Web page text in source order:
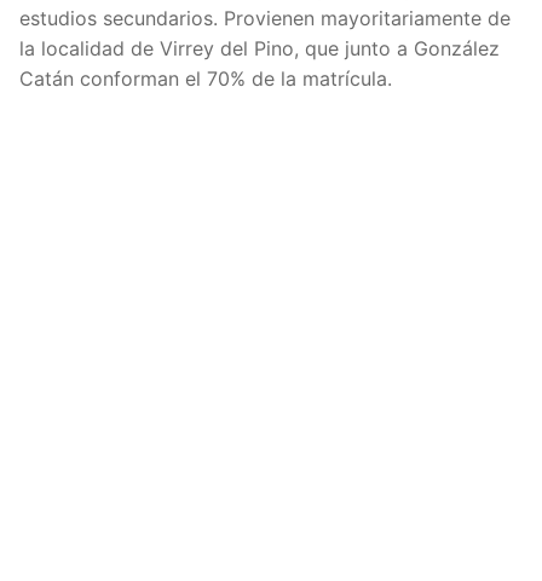
estudios secundarios. Provienen mayoritariamente de
la localidad de Virrey del Pino, que junto a González
Catán conforman el 70% de la matrícula.